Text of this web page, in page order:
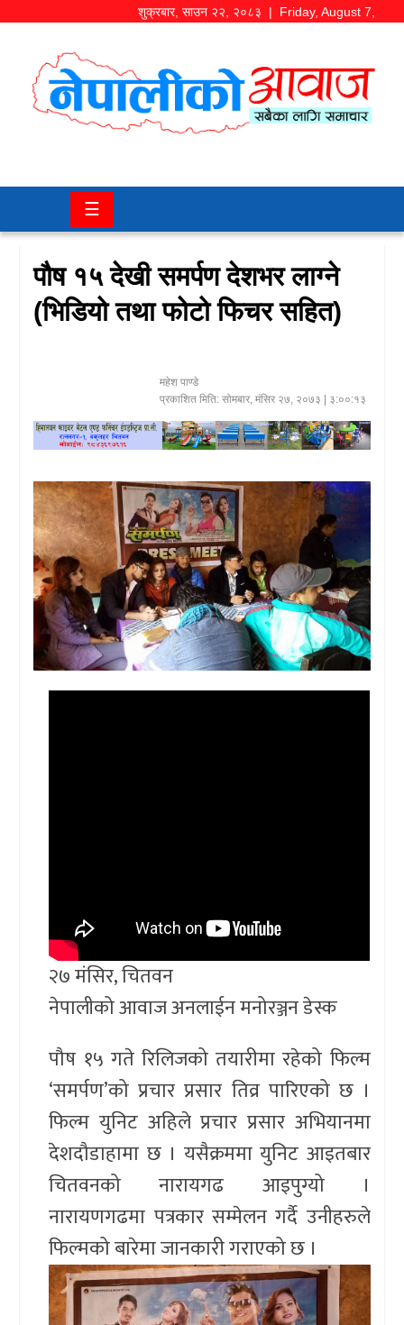
शुक्रबार, साउन २२, २०८३ | Friday, August 7,
समाज/
चितवन
कला/
मनोरञ्जन
अर्थ/
खेलकुद
प्रवास/
विश्व
स्वास्थ्य/
रोचक
विचार/
अन्तर्वार्ता
☰
पौष १५ देखी समर्पण देशभर लाग्ने
(भिडियो तथा फोटो फिचर सहित)
महेश पाण्डे
प्रकाशित मिति: सोमबार, मंसिर २७, २०७३ | ३:००:१३
२७ मंसिर, चितवन
नेपालीको आवाज अनलाईन मनोरञ्जन डेस्क
पौष १५ गते रिलिजको तयारीमा रहेको फिल्म
‘समर्पण’को प्रचार प्रसार तिव्र पारिएको छ ।
फिल्म युनिट अहिले प्रचार प्रसार अभियानमा
देशदौडाहामा छ । यसैक्रममा युनिट आइतबार
चितवनको नारायगढ आइपुग्यो ।
नारायणगढमा पत्रकार सम्मेलन गर्दै उनीहरुले
फिल्मको बारेमा जानकारी गराएको छ ।